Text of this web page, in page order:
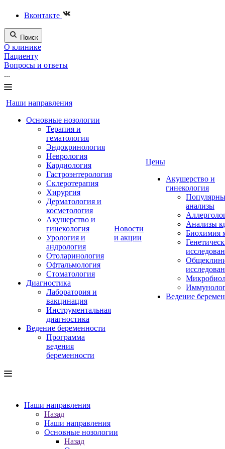
Вконтакте
Поиск
О клинике
Пациенту
Вопросы и ответы
...
Наши направления
Основные нозологии
Терапия и
гематология
Эндокринология
Неврология
Кардиология
Гастроэнтерология
Склеротерапия
Хирургия
Дерматология и
косметология
Акушерство и
гинекология
Урология и
андрология
Отоларинология
Офтальмология
Стоматология
Диагностика
Лаборатория и
вакцинация
Инструментальная
диагностика
Ведение беременности
Программа
ведения
беременности
Новости
и акции
Цены
Акушерство и
гинекология
анализы
Анализы
Биохимия
Ведение
Наши направления
Назад
Наши направления
Основные нозологии
Назад